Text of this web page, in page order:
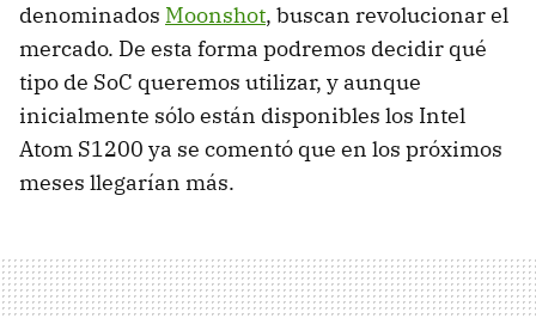
denominados Moonshot, buscan revolucionar el
mercado. De esta forma podremos decidir qué
tipo de SoC queremos utilizar, y aunque
inicialmente sólo están disponibles los Intel
Atom S1200 ya se comentó que en los próximos
meses llegarían más.